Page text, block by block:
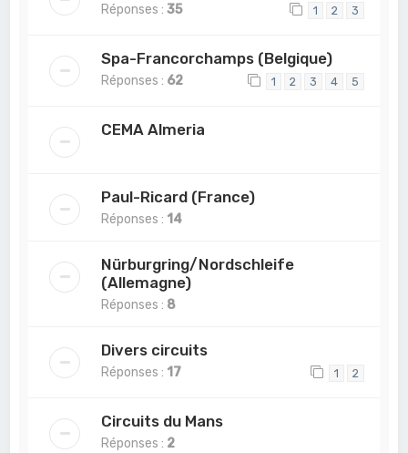
Réponses :35 1 2 3
Spa-Francorchamps (Belgique)
Réponses : 62 1 2 3 4 5
CEMA Almeria
Paul-Ricard (France)
Réponses : 14
Nürburgring/Nordschleife
(Allemagne)
Réponses : 8
Divers circuits
Réponses : 17 1 2
Circuits du Mans
Réponses : 2